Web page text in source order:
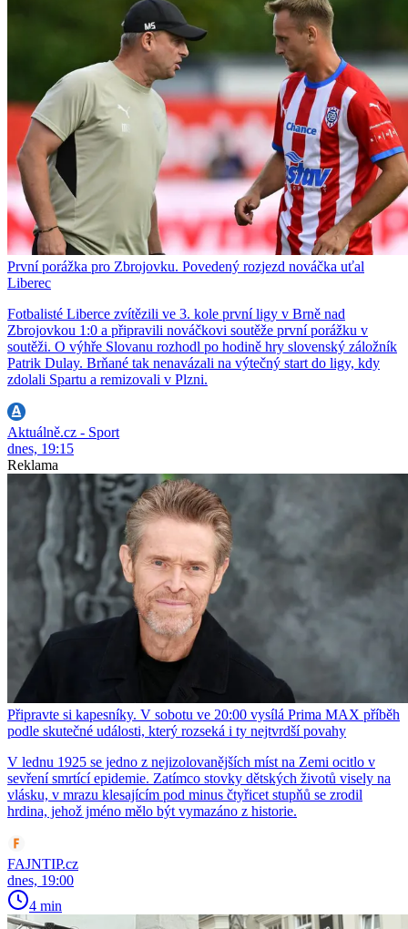
První porážka pro Zbrojovku. Povedený rozjezd nováčka uťal
Liberec
Fotbalisté Liberce zvítězili ve 3. kole první ligy v Brně nad
Zbrojovkou 1:0 a připravili nováčkovi soutěže první porážku v
soutěži. O výhře Slovanu rozhodl po hodině hry slovenský záložník
Patrik Dulay. Brňané tak nenavázali na výtečný start do ligy, kdy
zdolali Spartu a remizovali v Plzni.
Aktuálně.cz - Sport
dnes, 19:15
Reklama
Připravte si kapesníky. V sobotu ve 20:00 vysílá Prima MAX příběh
podle skutečné události, který rozseká i ty nejtvrdší povahy
V lednu 1925 se jedno z nejizolovanějších míst na Zemi ocitlo v
sevření smrtící epidemie. Zatímco stovky dětských životů visely na
vlásku, v mrazu klesajícím pod minus čtyřicet stupňů se zrodil
hrdina, jehož jméno mělo být vymazáno z historie.
FAJNTIP.cz
dnes, 19:00
4 min